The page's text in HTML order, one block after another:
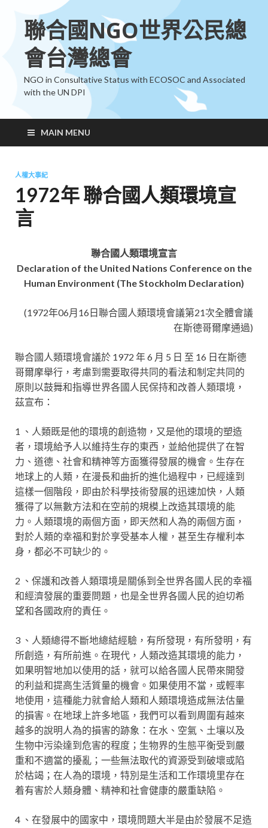
聯合國NGO世界公民總
會台灣總會
NGO in Consultative Status with ECOSOC and Associated
with the UN DPI
MAIN MENU
人權大事紀
1972年 聯合國人類環境宣
言
聯合國人類環境宣言
Declaration of the United Nations Conference on the
Human Environment (The Stockholm Declaration)
(1972年06月16日聯合國人類環境會議第21次全體會議
在斯德哥爾摩通過)
聯合國人類環境會議於 1972 年 6 月 5 日 至 16 日在斯德
哥爾摩舉行，考慮到需要取得共同的看法和制定共同的
原則以鼓舞和指導世界各國人民保持和改善人類環境，
茲宣布：
1 、人類既是他的環境的創造物，又是他的環境的塑造
者，環境給予人以維持生存的東西，並給他提供了在智
力、道德、社會和精神等方面獲得發展的機會。生存在
地球上的人類，在漫長和曲折的進化過程中，已經達到
這樣一個階段，即由於科學技術發展的迅速加快，人類
獲得了以無數方法和在空前的規模上改造其環境的能
力。人類環境的兩個方面，即天然和人為的兩個方面，
對於人類的幸福和對於享受基本人權，甚至生存權利本
身，都必不可缺少的。
2 、保護和改善人類環境是關係到全世界各國人民的幸福
和經濟發展的重要問題，也是全世界各國人民的迫切希
望和各國政府的責任。
3 、人類總得不斷地總結經驗，有所發現，有所發明，有
所創造，有所前進。在現代，人類改造其環境的能力，
如果明智地加以使用的話，就可以給各國人民帶來開發
的利益和提高生活質量的機會。如果使用不當，或輕率
地使用，這種能力就會給人類和人類環境造成無法估量
的損害。在地球上許多地區，我們可以看到周圍有越來
越多的說明人為的損害的跡象：在水、空氣、土壤以及
生物中污染達到危害的程度；生物界的生態平衡受到嚴
重和不適當的擾亂；一些無法取代的資源受到破壞或陷
於枯竭；在人為的環境，特別是生活和工作環境里存在
着有害於人類身體、精神和社會健康的嚴重缺陷。
4 、在發展中的國家中，環境問題大半是由於發展不足造